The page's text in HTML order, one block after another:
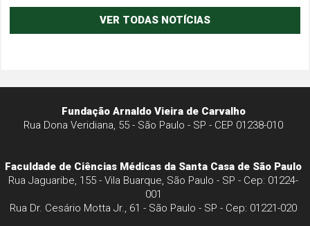
VER TODAS NOTÍCIAS
Fundação Arnaldo Vieira de Carvalho
Rua Dona Veridiana, 55 - São Paulo - SP - CEP 01238-010
Faculdade de Ciências Médicas da Santa Casa de São Paulo
Rua Jaguaribe, 155 - Vila Buarque, São Paulo - SP - Cep: 01224-
001
Rua Dr. Cesário Motta Jr., 61 - São Paulo - SP - Cep: 01221-020